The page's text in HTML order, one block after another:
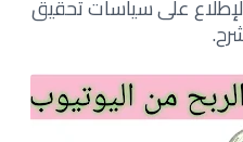
على سياسات تحقيق